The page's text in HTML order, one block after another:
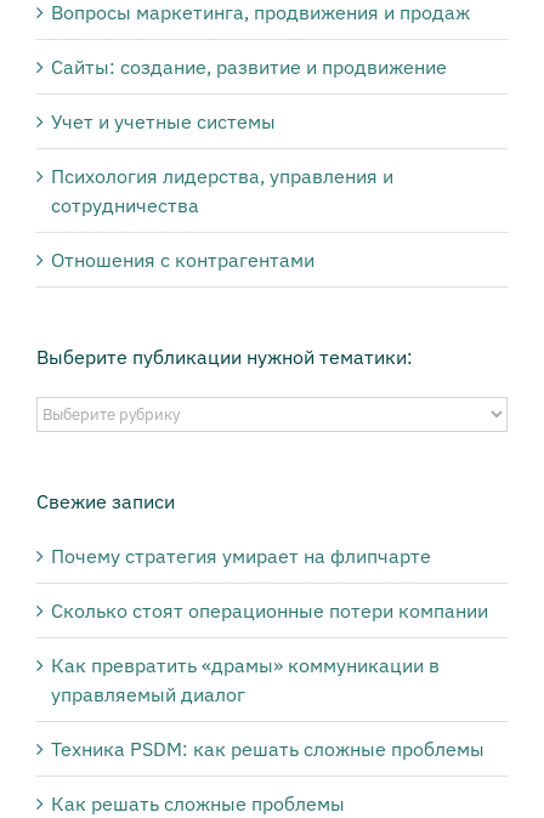
Вопросы маркетинга, продвижения и продаж
Сайты: создание, развитие и продвижение
Учет и учетные системы
Психология лидерства, управления и
сотрудничества
Отношения с контрагентами
Выберите публикации нужной тематики:
Выберите
публикации
тематики:
Свежие записи
Почему стратегия умирает на флипчарте
Сколько стоят операционные потери компании
Как превратить «драмы» коммуникации в
управляемый диалог
Техника PSDM: как решать сложные проблемы
Как решать сложные проблемы